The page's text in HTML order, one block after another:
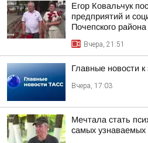
Егор Ковальчук
предприятий и
Почепского района
Вчера, 21:51
Главные новости к
Вчера, 17:03
Мечтала стать
самых